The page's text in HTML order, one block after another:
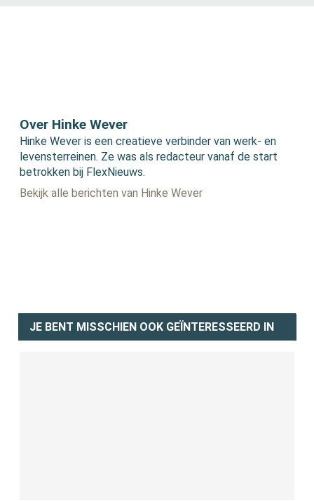
Over Hinke Wever
Hinke Wever is een creatieve verbinder van werk- en
levensterreinen. Ze was als redacteur vanaf de start
betrokken bij FlexNieuws.
Bekijk alle berichten van Hinke Wever
JE BENT MISSCHIEN OOK GEÏNTERESSEERD IN